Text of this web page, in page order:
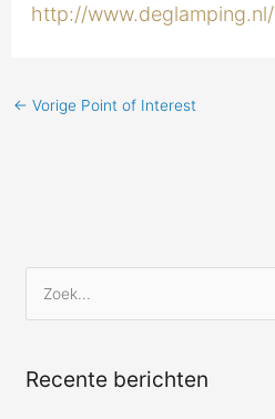
http://www.deglamping.nl/
← Vorige Point of Interest
kRecente berichten